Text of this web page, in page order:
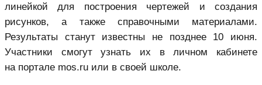
линейкой для построения чертежей и создания
рисунков, а также справочными материалами.
Результаты станут известны не позднее 10 июня.
Участники смогут узнать их в личном кабинете
на портале mos.ru или в своей школе.